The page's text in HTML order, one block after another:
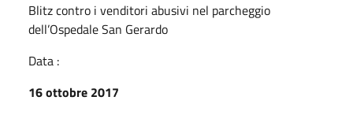
Blitz contro i venditori abusivi nel parcheggio
dell’Ospedale San Gerardo
Data :
16 ottobre 2017